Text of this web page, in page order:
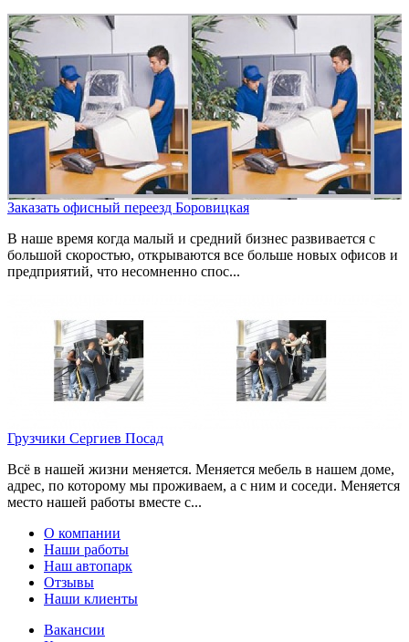
Заказать офисный переезд Боровицкая
В наше время когда малый и средний бизнес развивается с
большой скоростью, открываются все больше новых офисов и
предприятий, что несомненно спос...
Грузчики Сергиев Посад
Всё в нашей жизни меняется. Меняется мебель в нашем доме,
адрес, по которому мы проживаем, а с ним и соседи. Меняется
место нашей работы вместе с...
О компании
Наши работы
Наш автопарк
Отзывы
Наши клиенты
Вакансии